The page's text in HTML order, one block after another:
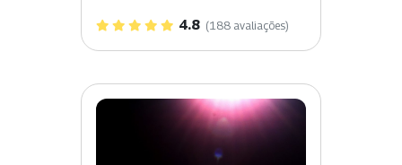
4.8 (188 avaliações)